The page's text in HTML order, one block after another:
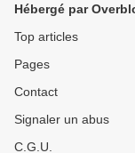
Hébergé par
Top articles
Pages
Contact
Signaler un abus
C.G.U.